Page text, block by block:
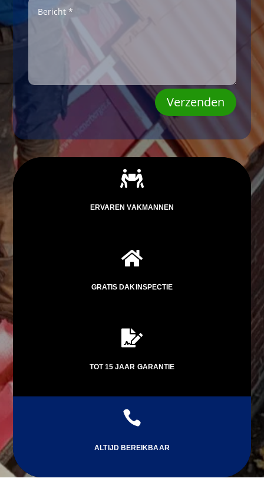
Verzenden

ERVAREN VAKMANNEN

GRATIS DAKINSPECTIE

TOT 15 JAAR GARANTIE

ALTIJD BEREIKBAAR